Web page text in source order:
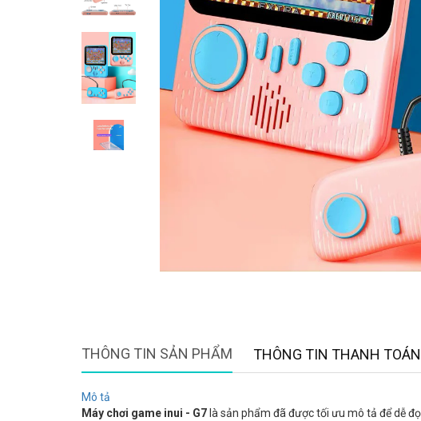
THÔNG TIN SẢN PHẨM THÔNG TIN THANH TOÁN
Mô tả
Máy chơi game inui - G7 là sản phẩm đã được tối ưu mô tả để dễ